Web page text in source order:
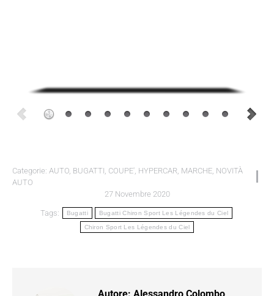
Categorie: AUTO, BUGATTI, COUPE', HYPERCAR, MARCHE, NOVITÀ
AUTO
27 Novembre 2020
Tags: Bugatti Bugatti Chiron Sport Les Légendes du Ciel
Chiron Sport Les Légendes du Ciel